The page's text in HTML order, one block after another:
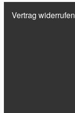
Vertrag widerrufen